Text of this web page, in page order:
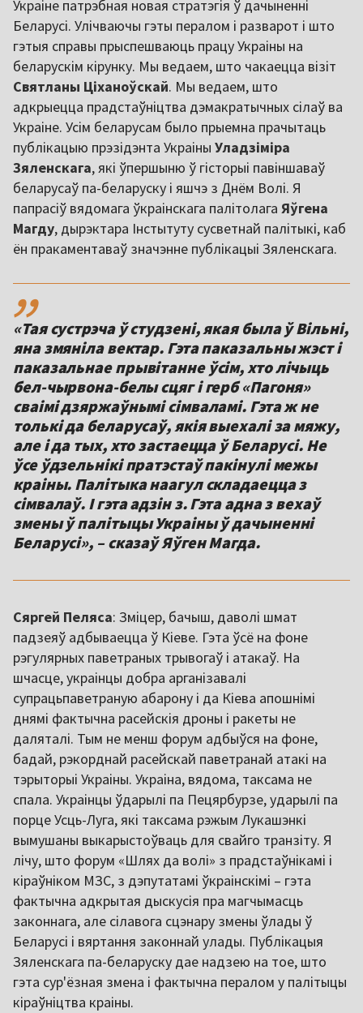
Украіне патрэбная новая стратэгія ў дачыненні
Беларусі. Улічваючы гэты пералом і разварот і што
гэтыя справы прыспешваюць працу Украіны на
беларускім кірунку. Мы ведаем, што чакаецца візіт
Святланы Ціханоўскай. Мы ведаем, што
адкрыецца прадстаўніцтва дэмакратычных сілаў ва
Украіне. Усім беларусам было прыемна прачытаць
публікацыю прэзідэнта Украіны Уладзіміра
Зяленскага, які ўпершыню ў гісторыі павіншаваў
беларусаў па-беларуску і яшчэ з Днём Волі. Я
папрасіў вядомага ўкраінскага палітолага Яўгена
Магду, дырэктара Інстытуту сусветнай палітыкі, каб
ён пракаментаваў значэнне публікацыі Зяленскага.
,,
«Тая сустрэча ў студзені, якая была ў Вільні,
яна змяніла вектар. Гэта паказальны жэст і
паказальнае прывітанне ўсім, хто лічыць
бел-чырвона-белы сцяг і герб «Пагоня»
сваімі дзяржаўнымі сімваламі. Гэта ж не
толькі да беларусаў, якія выехалі за мяжу,
але і да тых, хто застаецца ў Беларусі. Не
ўсе ўдзельнікі пратэстаў пакінулі межы
краіны. Палітыка наагул складаецца з
сімвалаў. І гэта адзін з. Гэта адна з вехаў
змены ў палітыцы Украіны ў дачыненні
Беларусі», – сказаў Яўген Магда.
Сяргей Пеляса: Зміцер, бачыш, даволі шмат
падзеяў адбываецца ў Кіеве. Гэта ўсё на фоне
рэгулярных паветраных трывогаў і атакаў. На
шчасце, украінцы добра арганізавалі
супрацьпаветраную абарону і да Кіева апошнімі
днямі фактычна расейскія дроны і ракеты не
даляталі. Тым не менш форум адбыўся на фоне,
бадай, рэкорднай расейскай паветранай атакі на
тэрыторыі Украіны. Украіна, вядома, таксама не
спала. Украінцы ўдарылі па Пецярбурзе, ударылі па
порце Усць-Луга, які таксама рэжым Лукашэнкі
вымушаны выкарыстоўваць для свайго транзіту. Я
лічу, што форум «Шлях да волі» з прадстаўнікамі і
кіраўніком МЗС, з дэпутатамі ўкраінскімі – гэта
фактычна адкрытая дыскусія пра магчымасць
законнага, але сілавога сцэнару змены ўлады ў
Беларусі і вяртання законнай улады. Публікацыя
Зяленскага па-беларуску дае надзею на тое, што
гэта сур'ёзная змена і фактычна пералом у палітыцы
кіраўніцтва краіны.